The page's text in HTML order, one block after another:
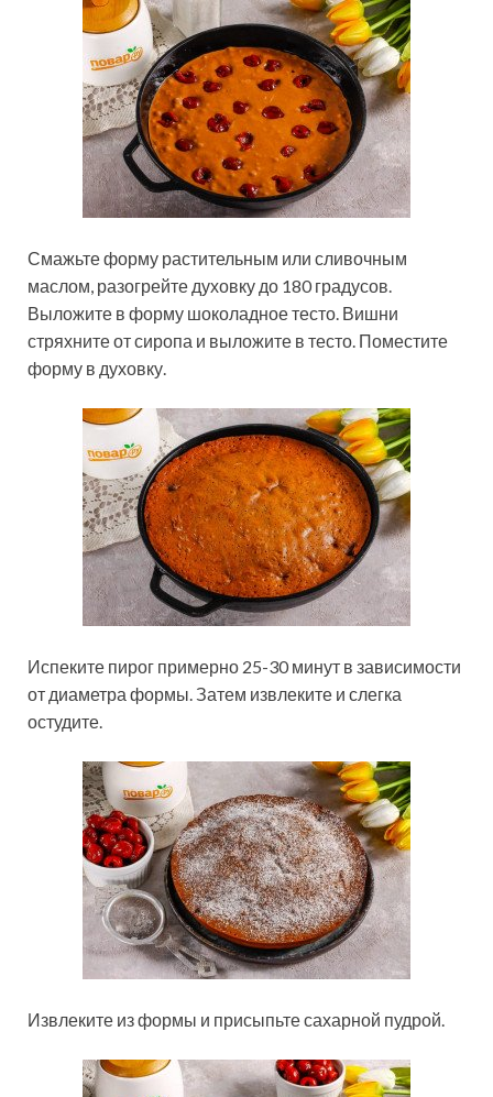
Смажьте форму растительным или сливочным
маслом, разогрейте духовку до 180 градусов.
Выложите в форму шоколадное тесто. Вишни
стряхните от сиропа и выложите в тесто. Поместите
форму в духовку.
Испеките пирог примерно 25-30 минут в зависимости
от диаметра формы. Затем извлеките и слегка
остудите.
Извлеките из формы и присыпьте сахарной пудрой.